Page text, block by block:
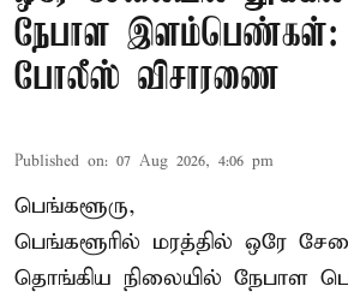
நேபாள
போலீஸ் விசாரணை
Published on: 07 Aug 2026, 4:06 pm
பெங்களூரு,
பெங்களூரில் மரத்தில் ஒரே
தொங்கிய நிலையில் நேபாள